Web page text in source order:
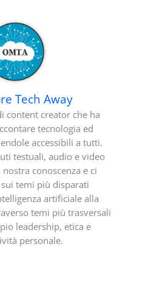
Tech Away
content creator che ha
tecnologia ed
accessibili a tutti.
testuali, audio e video
conoscenza e ci
temi più disparati
artificiale alla
temi più trasversali
leadership, etica e
personale.